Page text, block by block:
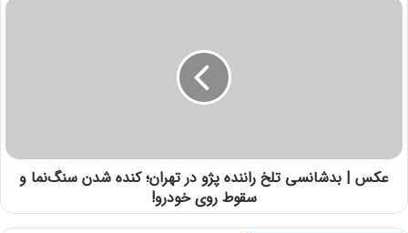
عکس | بدشانسی تلخ راننده پژو در تهران؛ کنده شدن سنگ‌نما و
سقوط روی خودرو!